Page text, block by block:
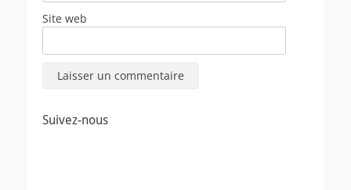
Site web
Suivez-nous